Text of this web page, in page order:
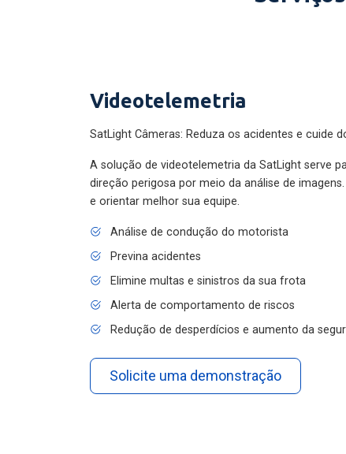
Videotelemetria
SatLight Câmeras: Reduza os acidentes e cuide
A solução de videotelemetria da SatLight serve
direção perigosa por meio da análise de
e orientar melhor sua equipe.
Análise de condução do motorista
Previna acidentes
Elimine multas e sinistros da sua frota
Alerta de comportamento de riscos
Redução de desperdícios e aumento da
Solicite uma demonstração